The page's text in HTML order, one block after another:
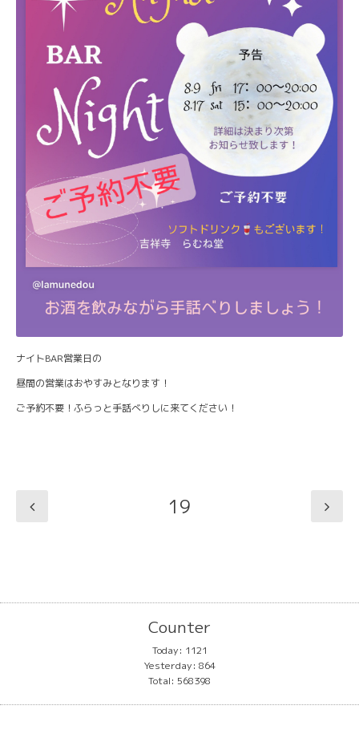
ナイトBAR営業日の
昼間の営業はおやすみとなります！
ご予約不要！ふらっと手話べりしに来てください！
19
Counter
Today: 1121
Yesterday: 864
Total: 568398